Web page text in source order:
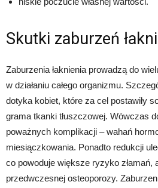
Skutki zaburzeń
Zaburzenia łaknienia prowadzą do
w działaniu całego organizmu.
dotyka kobiet, które za cel postawiły
grama tkanki tłuszczowej. Wówczas
poważnych komplikacji – wahań
miesiączkowania. Ponadto redukcji
co powoduje większe ryzyko złamań,
przedwczesnej osteoporozy.